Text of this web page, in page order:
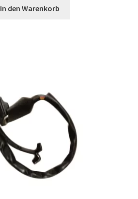
In den Warenkorb